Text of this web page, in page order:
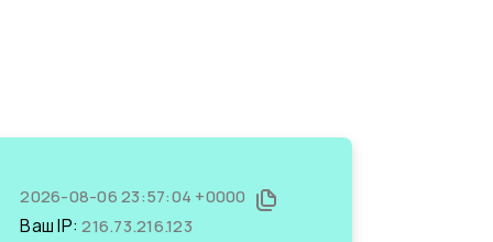
2026-08-06 23:57:04 +0000
Ваш IP:216.73.216.123